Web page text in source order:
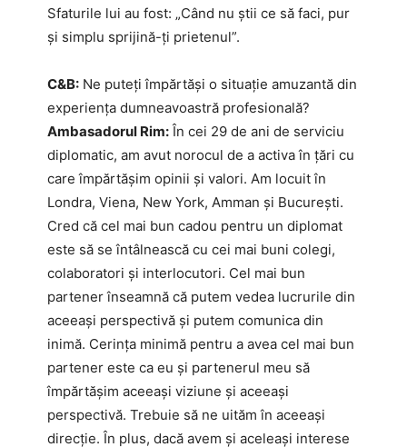
Sfaturile lui au fost: „Când nu știi ce să faci, pur
și simplu sprijină-ți prietenul”.
C&B: Ne puteți împărtăși o situație amuzantă din
experiența dumneavoastră profesională?
Ambasadorul Rim: În cei 29 de ani de serviciu
diplomatic, am avut norocul de a activa în țări cu
care împărtășim opinii și valori. Am locuit în
Londra, Viena, New York, Amman și București.
Cred că cel mai bun cadou pentru un diplomat
este să se întâlnească cu cei mai buni colegi,
colaboratori și interlocutori. Cel mai bun
partener înseamnă că putem vedea lucrurile din
aceeași perspectivă și putem comunica din
inimă. Cerința minimă pentru a avea cel mai bun
partener este ca eu și partenerul meu să
împărtășim aceeași viziune și aceeași
perspectivă. Trebuie să ne uităm în aceeași
direcție. În plus, dacă avem și aceleași interese